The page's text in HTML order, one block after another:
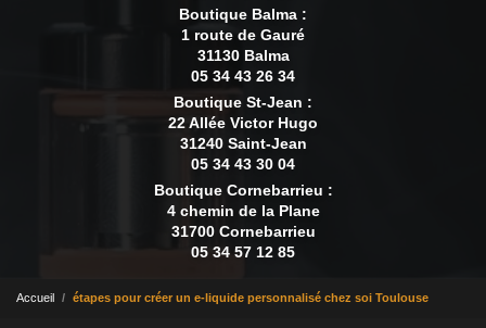
Boutique Balma :
1 route de Gauré
31130 Balma
05 34 43 26 34
Boutique St-Jean :
22 Allée Victor Hugo
31240 Saint-Jean
05 34 43 30 04
Boutique Cornebarrieu :
4 chemin de la Plane
31700 Cornebarrieu
05 34 57 12 85
Accueil étapes pour créer un e-liquide personnalisé chez soi Toulouse